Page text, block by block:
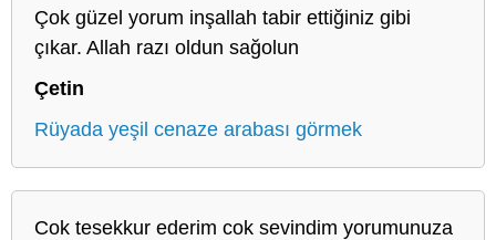
Çok güzel yorum inşallah tabir ettiğiniz gibi
çıkar. Allah razı oldun sağolun
Çetin
Rüyada yeşil cenaze arabası görmek
Cok tesekkur ederim cok sevindim yorumunuza